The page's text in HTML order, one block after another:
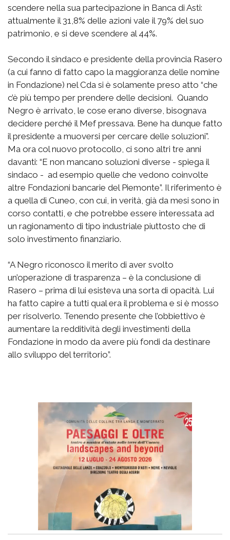
scendere nella sua partecipazione in Banca di Asti:
attualmente il 31,8% delle azioni vale il 79% del suo
patrimonio, e si deve scendere al 44%.
Secondo il sindaco e presidente della provincia Rasero
(a cui fanno di fatto capo la maggioranza delle nomine
in Fondazione) nel Cda si è solamente preso atto “che
c’è più tempo per prendere delle decisioni. Quando
Negro è arrivato, le cose erano diverse, bisognava
decidere perché il Mef pressava. Bene ha dunque fatto
il presidente a muoversi per cercare delle soluzioni”.
Ma ora col nuovo protocollo, ci sono altri tre anni
davanti: “E non mancano soluzioni diverse - spiega il
sindaco - ad esempio quelle che vedono coinvolte
altre Fondazioni bancarie del Piemonte”. Il riferimento è
a quella di Cuneo, con cui, in verità, già da mesi sono in
corso contatti, e che potrebbe essere interessata ad
un ragionamento di tipo industriale piuttosto che di
solo investimento finanziario.
“A Negro riconosco il merito di aver svolto
un’operazione di trasparenza – è la conclusione di
Rasero – prima di lui esisteva una sorta di opacità. Lui
ha fatto capire a tutti qual era il problema e si è mosso
per risolverlo. Tenendo presente che l’obbiettivo è
aumentare la redditività degli investimenti della
Fondazione in modo da avere più fondi da destinare
allo sviluppo del territorio”.